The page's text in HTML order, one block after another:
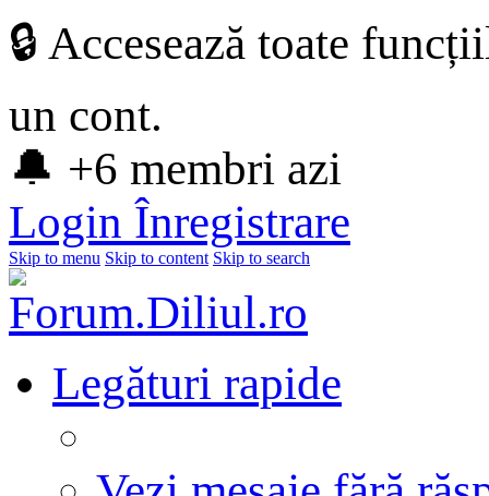
🔒 Accesează toate
un cont.
🔔 +6 membri azi
Login Înregistrare
Skip to menu Skip to content Skip to search
Legături rapide